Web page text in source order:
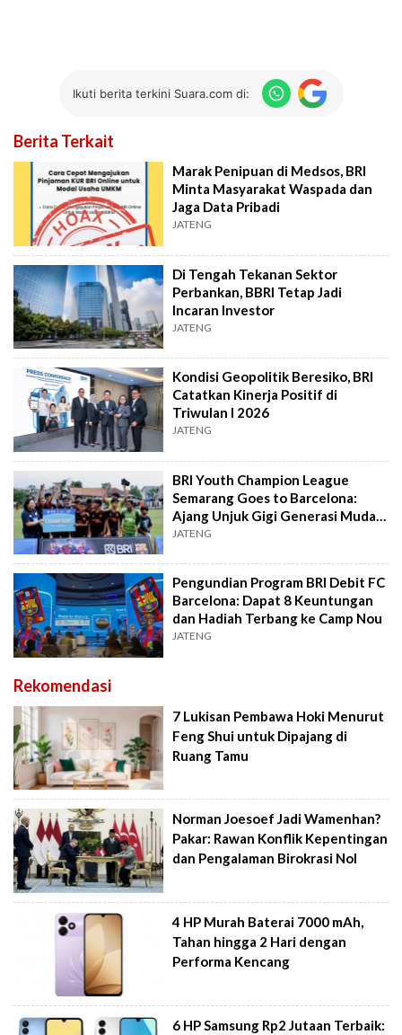
Ikuti berita terkini Suara.com di:
Berita Terkait
Marak Penipuan di Medsos, BRI
Minta Masyarakat Waspada dan
Jaga Data Pribadi
JATENG
Di Tengah Tekanan Sektor
Perbankan, BBRI Tetap Jadi
Incaran Investor
JATENG
Kondisi Geopolitik Beresiko, BRI
Catatkan Kinerja Positif di
Triwulan I 2026
JATENG
BRI Youth Champion League
Semarang Goes to Barcelona:
Ajang Unjuk Gigi Generasi Muda
Menuju Dunia
JATENG
Pengundian Program BRI Debit FC
Barcelona: Dapat 8 Keuntungan
dan Hadiah Terbang ke Camp Nou
JATENG
Rekomendasi
7 Lukisan Pembawa Hoki Menurut
Feng Shui untuk Dipajang di
Ruang Tamu
Norman Joesoef Jadi Wamenhan?
Pakar: Rawan Konflik Kepentingan
dan Pengalaman Birokrasi Nol
4 HP Murah Baterai 7000 mAh,
Tahan hingga 2 Hari dengan
Performa Kencang
6 HP Samsung Rp2 Jutaan Terbaik: